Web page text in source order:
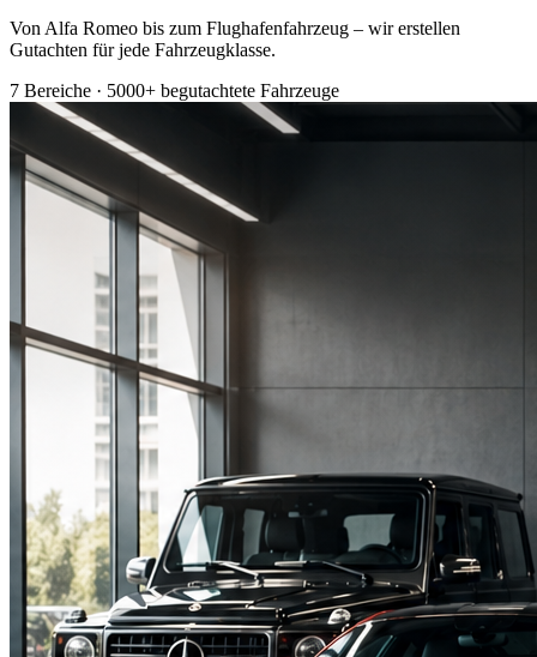
Von Alfa Romeo bis zum Flughafenfahrzeug – wir erstellen
Gutachten für jede Fahrzeugklasse.
7 Bereiche · 5000+ begutachtete Fahrzeuge